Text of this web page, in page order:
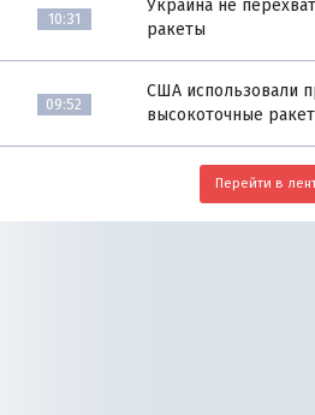
10:31
Украина не
ракеты
09:52
США использовали
высокоточные
Перейти в